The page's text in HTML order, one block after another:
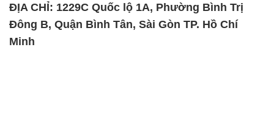
ĐỊA CHỈ: 1229C Quốc lộ 1A, Phường Bình Trị
Đông B, Quận Bình Tân, Sài Gòn TP. Hồ Chí
Minh